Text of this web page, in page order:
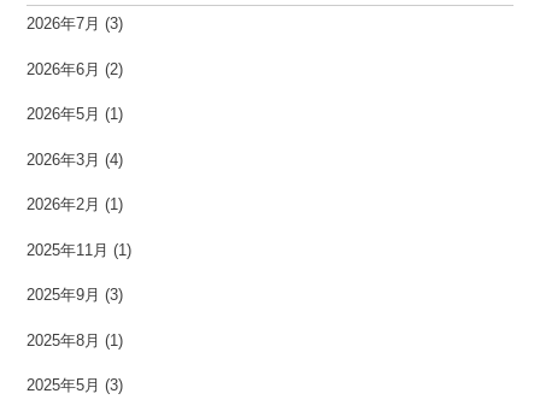
2026年7月 (3)
2026年6月 (2)
2026年5月 (1)
2026年3月 (4)
2026年2月 (1)
2025年11月 (1)
2025年9月 (3)
2025年8月 (1)
2025年5月 (3)